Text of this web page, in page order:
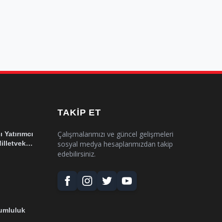
TAKIP ET
Çalışmalarımızı ve güncel gelişmeleri
sosyal medya hesaplarımızdan takip
edebilirsiniz.